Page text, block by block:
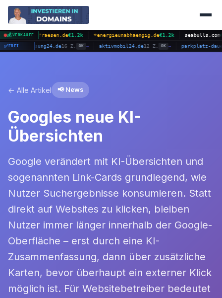
💰VERKÄUFE €1,2k ⭐energieunabhaengig.de€1,2k seabulls.com€2,8k ⭐
✅FREI
Z. OK auto-verlosung24.de 16 Z. OK → aktivmobil24.de 12 Z. OK →
← Alle Artikel 📢 News
Googles neue KI-
Übersichten
Google verändert mit KI-Übersichten und
sogenannten Link-Cards grundlegend, wie
Nutzer Suchergebnisse konsumieren. Statt
direkt auf Websites zu klicken, bleiben
Nutzer immer länger innerhalb der Google-
Oberfläche – erst durch eine KI-
Zusammenfassung, dann über zusätzliche
Karten, bevor überhaupt ein externer Klick
möglich ist. Für Websitebetreiber bedeutet